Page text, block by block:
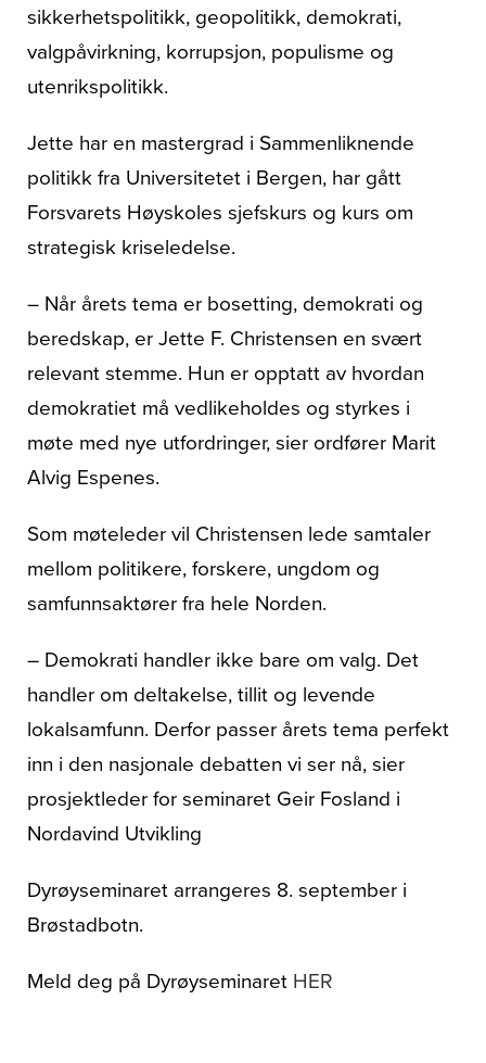
sikkerhetspolitikk, geopolitikk, demokrati,
valgpåvirkning, korrupsjon, populisme og
utenrikspolitikk.
Jette har en mastergrad i Sammenliknende
politikk fra Universitetet i Bergen, har gått
Forsvarets Høyskoles sjefskurs og kurs om
strategisk kriseledelse.
– Når årets tema er bosetting, demokrati og
beredskap, er Jette F. Christensen en svært
relevant stemme. Hun er opptatt av hvordan
demokratiet må vedlikeholdes og styrkes i
møte med nye utfordringer, sier ordfører Marit
Alvig Espenes.
Som møteleder vil Christensen lede samtaler
mellom politikere, forskere, ungdom og
samfunnsaktører fra hele Norden.
– Demokrati handler ikke bare om valg. Det
handler om deltakelse, tillit og levende
lokalsamfunn. Derfor passer årets tema perfekt
inn i den nasjonale debatten vi ser nå, sier
prosjektleder for seminaret Geir Fosland i
Nordavind Utvikling
Dyrøyseminaret arrangeres 8. september i
Brøstadbotn.
Meld deg på Dyrøyseminaret HER